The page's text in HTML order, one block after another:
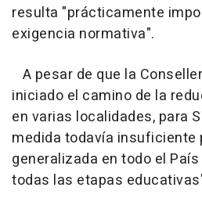
resulta "prácticamente
exigencia normativa".
A pesar de que la
iniciado el camino de la
en varias localidades, para
medida todavía insuficiente
generalizada en todo el
todas las etapas